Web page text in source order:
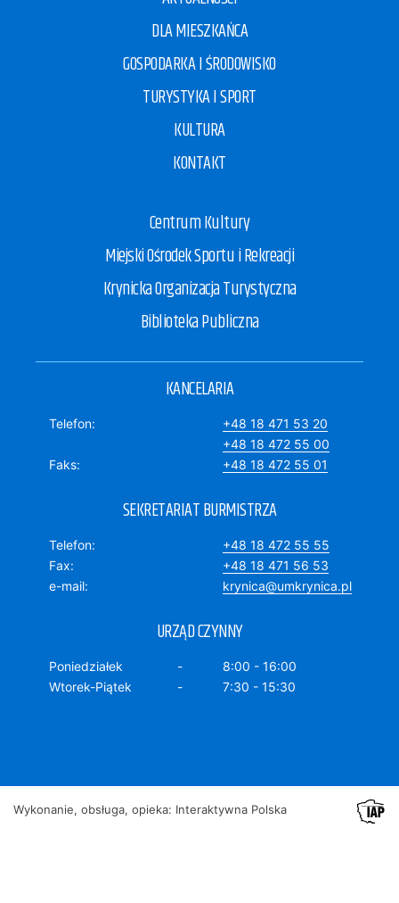
DLA MIESZKAŃCA
GOSPODARKA I ŚRODOWISKO
TURYSTYKA I SPORT
KULTURA
KONTAKT
Centrum Kultury
Miejski Ośrodek Sportu i Rekreacji
Krynicka Organizacja Turystyczna
Biblioteka Publiczna
KANCELARIA
Telefon
+48 18 471 53 20
+48 18 472 55 00
Faks
+48 18 472 55 01
SEKRETARIAT BURMISTRZA
Telefon
+48 18 472 55 55
Fax
+48 18 471 56 53
e-mail
krynica@umkrynica.pl
URZĄD CZYNNY
Poniedziałek
8:00 - 16:00
Wtorek-Piątek
7:30 - 15:30
Wykonanie, obsługa, opieka: Interaktywna Polska